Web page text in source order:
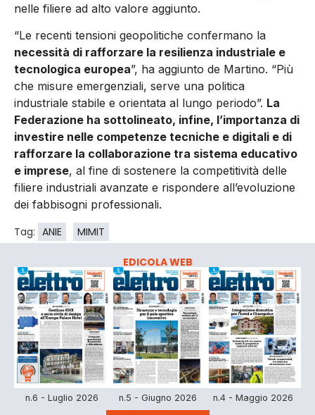
nelle filiere ad alto valore aggiunto.
“Le recenti tensioni geopolitiche confermano la
necessità di rafforzare la resilienza industriale e
tecnologica europea”, ha aggiunto de Martino. “Più
che misure emergenziali, serve una politica
industriale stabile e orientata al lungo periodo”. La
Federazione ha sottolineato, infine, l’importanza di
investire nelle competenze tecniche e digitali e di
rafforzare la collaborazione tra sistema educativo
e imprese, al fine di sostenere la competitività delle
filiere industriali avanzate e rispondere all’evoluzione
dei fabbisogni professionali.
Tag: ANIE MIMIT
EDICOLA WEB
n.6 - Luglio 2026 n.5 - Giugno 2026 n.4 - Maggio 2026